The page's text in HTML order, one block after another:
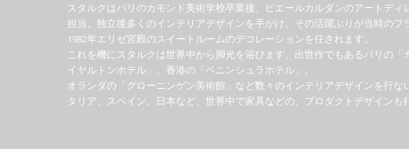
スタルクはパリのカモンド美術学校卒業後、ピエールカルダンのアートデ
担当。独立後多くのインテリアデザインを手がけ、その活躍ぶりが当時のフ
1982年エリゼ宮殿のスイートルームのデコレーションを任されます。
これを機にスタルクは世界中から脚光を浴びます。出世作でもあるパリの
イヤルトンホテル」、香港の「ペニンシュラホテル」。
オランダの「グローニンゲン美術館」など数々のインテリアデザインを行
タリア、スペイン、日本など、世界中で家具などの、プロダクトデザインも